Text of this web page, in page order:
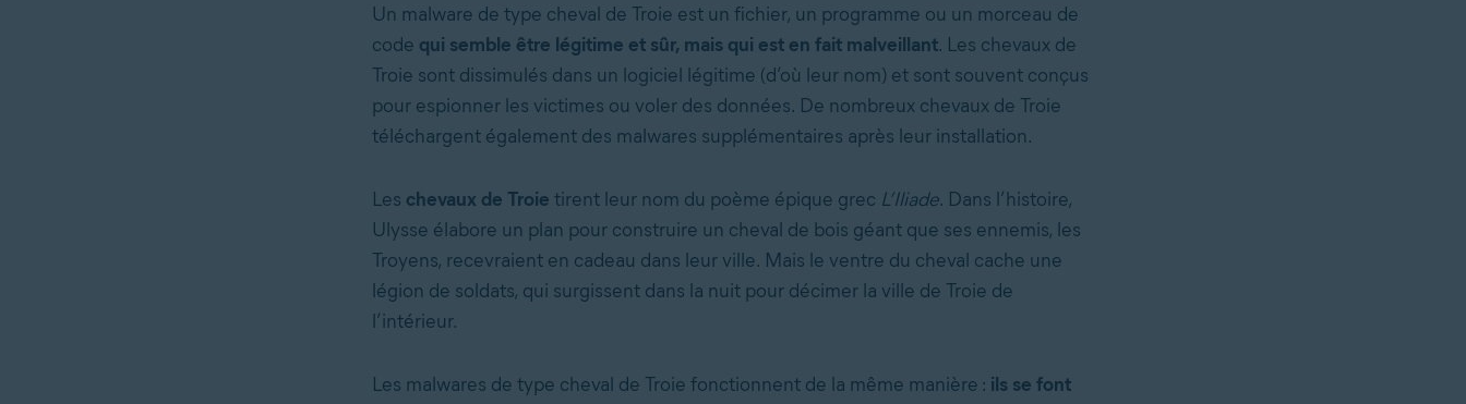
Un malware de type cheval de Troie est un fichier, un programme ou un morceau de
code qui semble être légitime et sûr, mais qui est en fait malveillant. Les chevaux de
Troie sont dissimulés dans un logiciel légitime (d’où leur nom) et sont souvent conçus
pour espionner les victimes ou voler des données. De nombreux chevaux de Troie
téléchargent également des malwares supplémentaires après leur installation.
Les chevaux de Troie tirent leur nom du poème épique grec L’Iliade. Dans l’histoire,
Ulysse élabore un plan pour construire un cheval de bois géant que ses ennemis, les
Troyens, recevraient en cadeau dans leur ville. Mais le ventre du cheval cache une
légion de soldats, qui surgissent dans la nuit pour décimer la ville de Troie de
l’intérieur.
Les malwares de type cheval de Troie fonctionnent de la même manière : ils se font